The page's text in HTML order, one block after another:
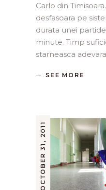
Carlo din
desfasoara pe
durata unei
minute. Timp
starneasca
SEE MORE
OCTOBER 31, 2011